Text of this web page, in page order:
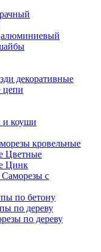
декоративные
цепи
коуши
кровельные
Цветные
Цинк
Саморезы с
по бетону
по дереву
по дереву